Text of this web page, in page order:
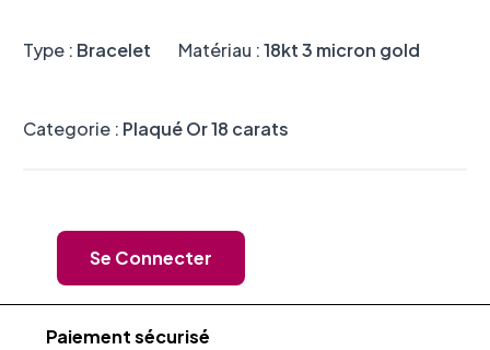
Type : Bracelet Matériau :18kt 3 micron gold
Categorie : Plaqué Or 18 carats
Se Connecter
Paiement sécurisé